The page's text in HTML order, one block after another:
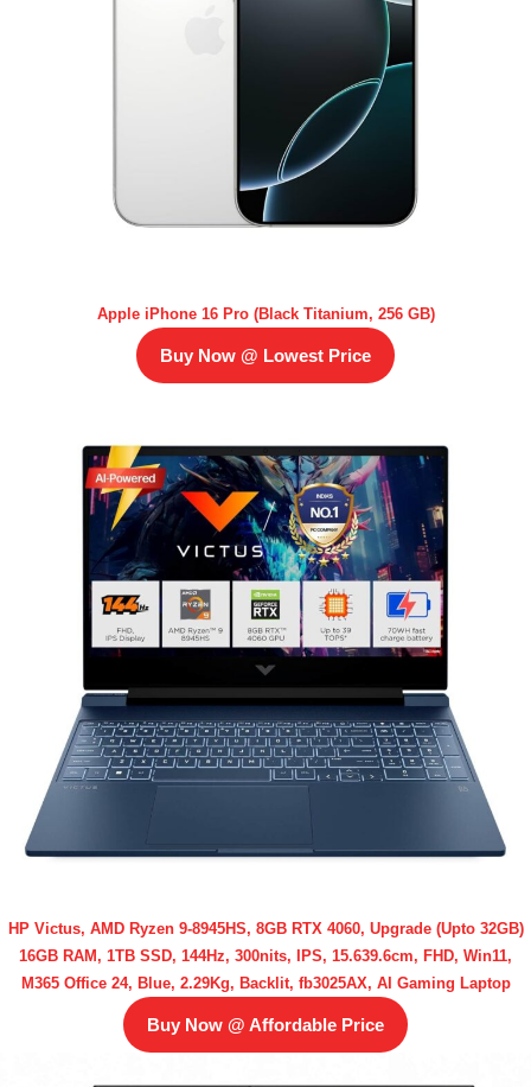
Apple iPhone 16 Pro (Black Titanium, 256 GB)
Buy Now @ Lowest Price
HP Victus, AMD Ryzen 9-8945HS, 8GB RTX 4060, Upgrade (Upto 32GB)
16GB RAM, 1TB SSD, 144Hz, 300nits, IPS, 15.639.6cm, FHD, Win11,
M365 Office 24, Blue, 2.29Kg, Backlit, fb3025AX, AI Gaming Laptop
Buy Now @ Affordable Price